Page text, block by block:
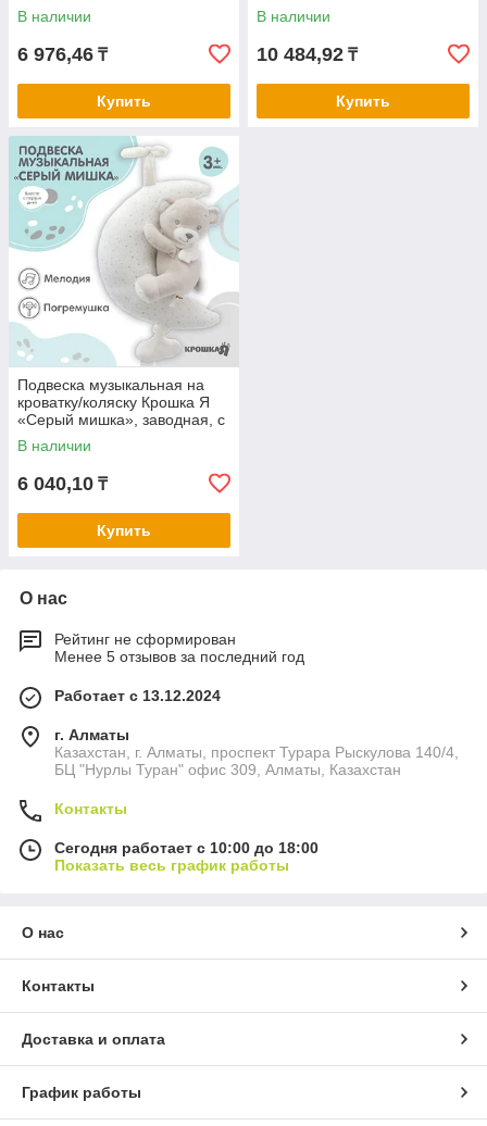
В наличии
6 976,46 ₸
Купить
В наличии
10 484,92 ₸
Купить
Подвеска музыкальная на
кроватку/коляску Крошка Я
«Серый мишка», заводная, с
погремушкой, от 3 мес.
В наличии
6 040,10 ₸
Купить
О нас
Рейтинг не сформирован
Менее 5 отзывов за последний год
Работает с 13.12.2024
г. Алматы
Казахстан, г. Алматы, проспект Турара Рыскулова 140/4,
БЦ "Нурлы Туран" офис 309, Алматы, Казахстан
Контакты
Сегодня работает с 10:00 до 18:00
Показать весь график работы
О нас
Контакты
Доставка и оплата
График работы